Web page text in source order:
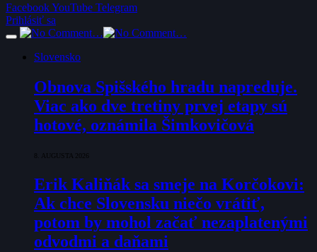
FacebookYouTube Telegram
Prihlásiť sa
Slovensko
Obnova Spišského hradu napreduje.
Viac ako dve tretiny prvej etapy sú
hotové, oznámila Šimkovičová
8. AUGUSTA 2026
Erik Kaliňák sa smeje na Korčokovi:
Ak chce Slovensku niečo vrátiť,
potom by mohol začať nezaplatenými
odvodmi a daňami